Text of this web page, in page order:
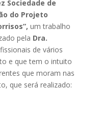
Sociedade de
do Projeto
um trabalho
pela Dra.
de vários
e que tem o intuito
que moram nas
que será realizado: